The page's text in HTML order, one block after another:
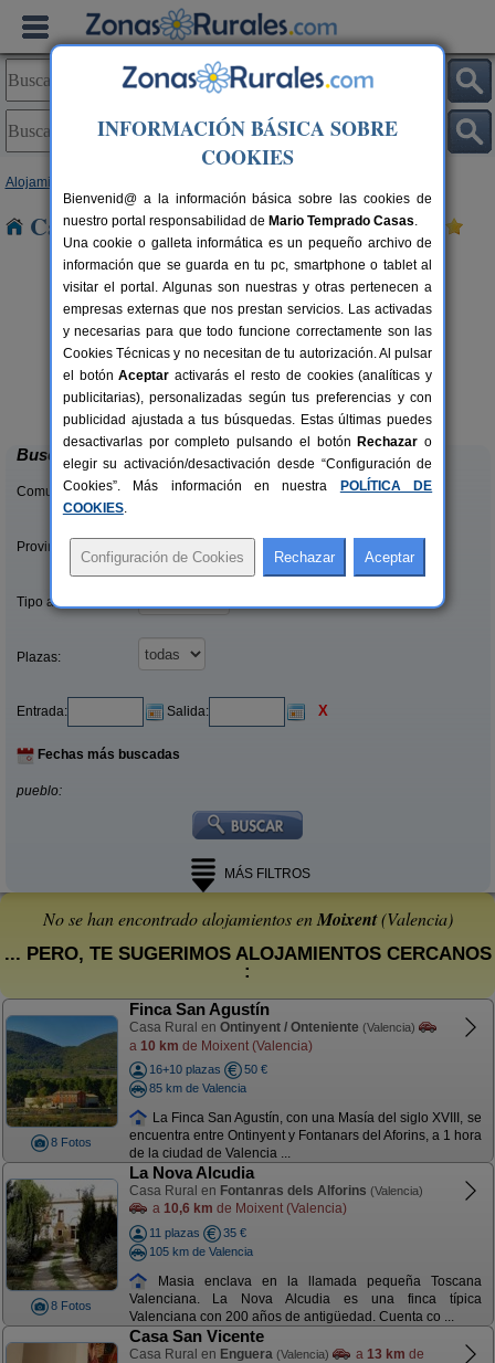
Alojamientos
Casas Rurales cerca de Moixent
6+2 pers.
desde50 €
La Casa del Lago
Anna (Valencia)
Buscar
Comunidades:
Provincias/Islas:
Tipo alquiler:
Plazas:
Entrada: Salida: X
Fechas más buscadas
pueblo:
MÁS FILTROS
No se han encontrado alojamientos enMoixent(Valencia)
... PERO, TE SUGERIMOS ALOJAMIENTOS CERCANOS
:
8 Fotos
Finca San Agustín
Casa Rural en Ontinyent / Onteniente (Valencia)
a 10 km de Moixent (Valencia)
16+10 plazas
50 €
85 km de Valencia
La Finca San Agustín, con una Masía del siglo XVIII, se
encuentra entre Ontinyent y Fontanars del Aforins, a 1 hora
de la ciudad de Valencia ...
8 Fotos
La Nova Alcudia
Casa Rural en Fontanras dels Alforins (Valencia)
a 10,6 km de Moixent (Valencia)
11 plazas
35 €
105 km de Valencia
Masia enclava en la llamada pequeña Toscana
Valenciana. La Nova Alcudia es una finca típica
Valenciana con 200 años de antigüedad. Cuenta co ...
Casa San Vicente
Casa Rural en Enguera (Valencia) a 13 km de
INFORMACIÓN BÁSICA SOBRE
COOKIES
Bienvenid@ a la información básica sobre las cookies de
nuestro portal responsabilidad de Mario Temprado Casas.
Una cookie o galleta informática es un pequeño archivo de
información que se guarda en tu pc, smartphone o tablet al
visitar el portal. Algunas son nuestras y otras pertenecen a
empresas externas que nos prestan servicios. Las activadas
y necesarias para que todo funcione correctamente son las
Cookies Técnicas y no necesitan de tu autorización. Al pulsar
el botónAceptar activarás el resto de cookies (analíticas y
publicitarias), personalizadas según tus preferencias y con
publicidad ajustada a tus búsquedas. Estas últimas puedes
desactivarlas por completo pulsando el botón Rechazar o
elegir su activación/desactivación desde “Configuración de
Cookies”. Más información en nuestra
POLÍTICA DE
COOKIES.